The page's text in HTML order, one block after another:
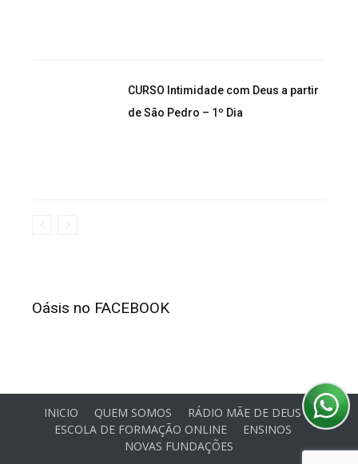
CURSO Intimidade com Deus a partir
de São Pedro – 1º Dia
Oásis no FACEBOOK
INICIO QUEM SOMOS
RÁDIO MÃE DE DEUS
ESCOLA DE FORMAÇÃO ONLINE
ENSINOS
NOVAS FUNDAÇÕES